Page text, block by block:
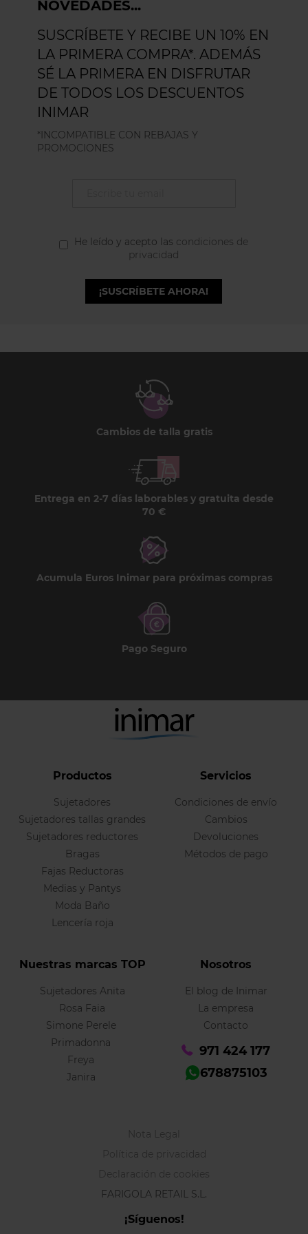
NOVEDADES...
SUSCRÍBETE Y RECIBE UN 10% EN
LA PRIMERA COMPRA*. ADEMÁS
SÉ LA PRIMERA EN DISFRUTAR
DE TODOS LOS DESCUENTOS
INIMAR
*INCOMPATIBLE CON REBAJAS Y
PROMOCIONES
He leído y acepto las condiciones de
privacidad
¡SUSCRÍBETE AHORA!
Cambios de talla gratis
Entrega en 2-7 días laborables y gratuita desde
70 €
Acumula Euros Inimar para próximas compras
Pago Seguro
Productos
Sujetadores
Sujetadores tallas grandes
Sujetadores reductores
Bragas
Fajas Reductoras
Medias y Pantys
Moda Baño
Lencería roja
Servicios
Condiciones de envío
Cambios
Devoluciones
Métodos de pago
Nuestras marcas TOP
Sujetadores Anita
Rosa Faia
Simone Perele
Primadonna
Freya
Janira
Nosotros
El blog de Inimar
La empresa
Contacto
971 424 177
678875103
Nota Legal
Política de privacidad
Declaración de cookies
FARIGOLA RETAIL S.L.
¡Síguenos!